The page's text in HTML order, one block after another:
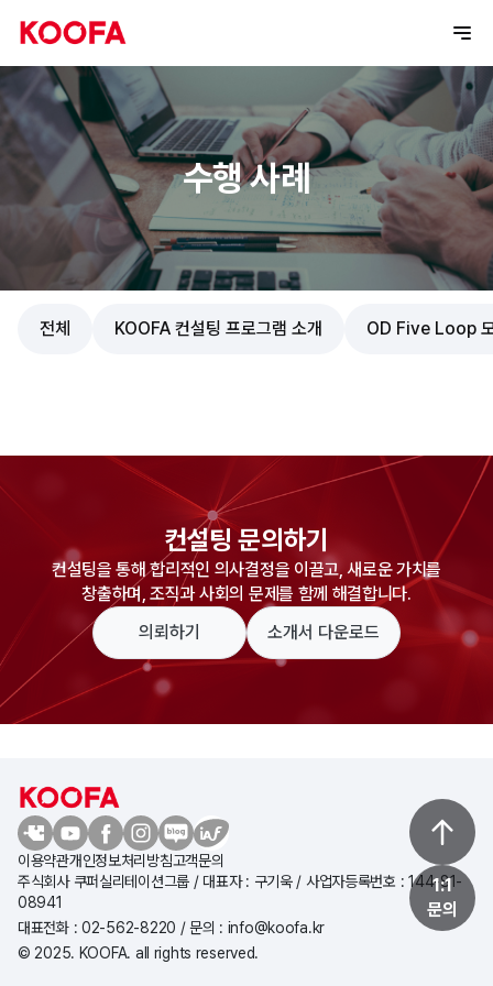
수행 사례
전체 KOOFA 컨설팅 프로그램 소개 OD Five Loop
컨설팅 문의하기
컨설팅을 통해 합리적인 의사결정을 이끌고, 새로운 가치를
창출하며, 조직과 사회의 문제를 함께 해결합니다.
의뢰하기
소개서 다운로드
1:1
문의
이용약관개인정보처리방침고객문의
주식회사 쿠퍼실리테이션그룹 / 대표자 : 구기욱 / 사업자등록번호 : 144-81-
08941
대표전화 : 02-562-8220 / 문의 : info@koofa.kr
© 2025. KOOFA. all rights reserved.